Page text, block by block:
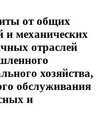
от общих
и механических
отраслей
хозяйства,
обслуживания
и